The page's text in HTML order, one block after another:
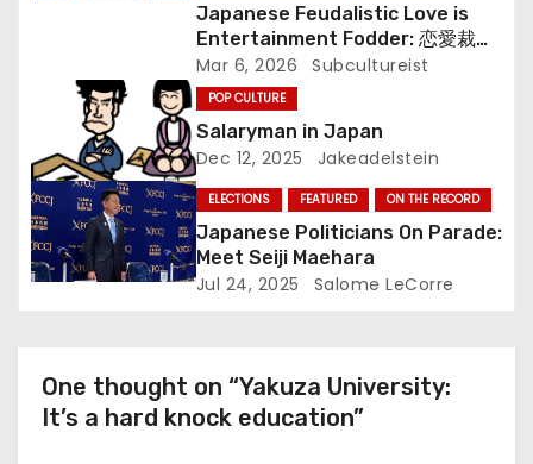
Japanese Feudalistic Love is
Entertainment Fodder: 恋愛裁判
(Renai Saiban) Review
Mar 6, 2026 Subcultureist
POP CULTURE
Salaryman in Japan
Dec 12, 2025 Jakeadelstein
ELECTIONS FEATURED ON THE RECORD
Japanese Politicians On Parade:
Meet Seiji Maehara
Jul 24, 2025 Salome LeCorre
One thought on “Yakuza University:
It’s a hard knock education”